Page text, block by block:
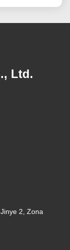
Ltd.
2, Zona